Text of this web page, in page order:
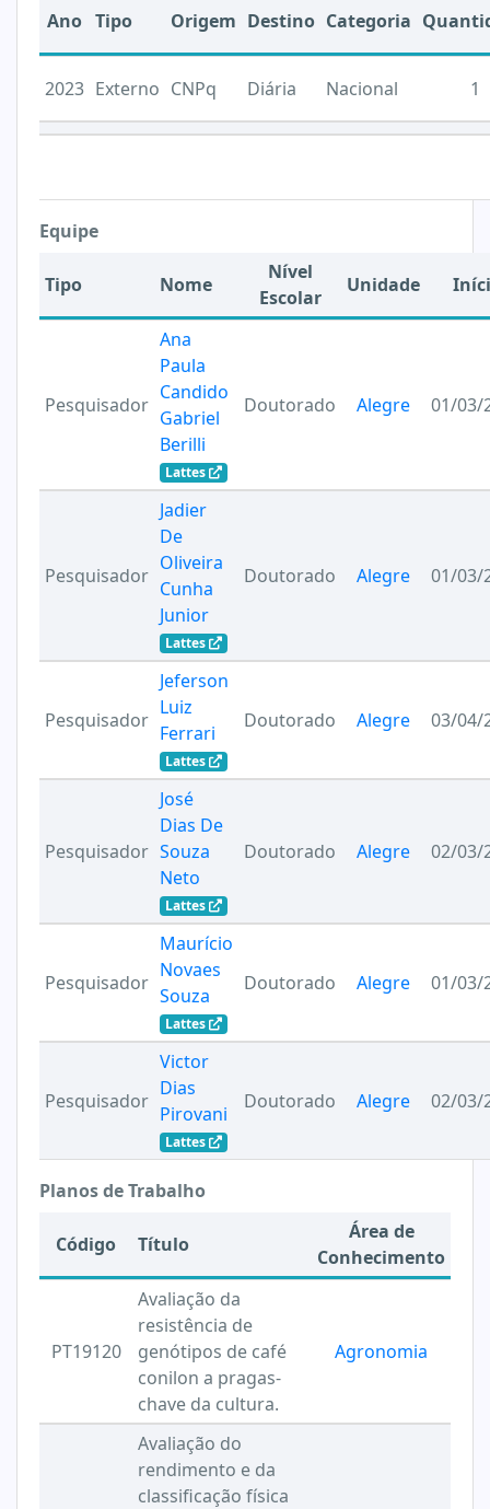
Ano Tipo Origem Destino Categoria
2023 Externo CNPq Diária Nacional 1
Equipe
Tipo Nome
Nível
Escolar
Unidade
Pesquisador
Ana
Paula
Candido
Gabriel
Berilli
Lattes
Doutorado Alegre 01/03/
Pesquisador
Jadier
De
Oliveira
Cunha
Junior
Lattes
Doutorado Alegre 01/03/
Pesquisador
Jeferson
Luiz
Ferrari
Lattes
Doutorado Alegre 03/04/
Pesquisador
José
Dias De
Souza
Neto
Lattes
Doutorado Alegre 02/03/
Pesquisador
Maurício
Novaes
Souza
Lattes
Doutorado Alegre 01/03/
Pesquisador
Victor
Dias
Pirovani
Lattes
Doutorado Alegre 02/03/
Planos de Trabalho
Código Título
Área de
Conhecimento
PT19120
Avaliação da
resistência de
genótipos de café
conilon a pragas-
chave da cultura.
Agronomia
Avaliação do
rendimento e da
classificação física